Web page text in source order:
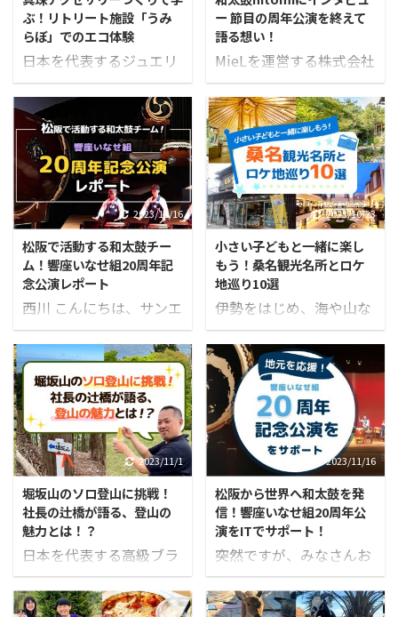
同じような「最初のつま
ずき」が生まれていま
す。 しかし視点を少し変
えると、私たちはすでに
日常で自然に“データ”を
使って判断しています。
たとえば、健康管理アプ
リの歩数を見て「今日は
もう少し動こう」と考え
る。渋滞情報を確認して
別ルートを選ぶ。買い物
アプリの“おすすめ”から
商品を決める。 家庭で
も、我が家の中 ...
みの方も少なくありませ
ん。 本記事では、地域の
飲食店が抱えがちな課題
を整理し、“無理なく始
められるDX”のヒントを
ご紹介します。 小さな一
歩からでも、日々の運営
を少しずつ軽くする道は
開けます。 地域飲食店に
潜む“静かな困りごと”
日々お客様を迎える飲食
店の多くは、実は本業以
外の「見えにくい負担」
と常に向き合って ...
ぶ！リトリート施設「うみ
らぼ」でのエコ体験
日本を代表するジュエリ
ーブランド「ミキモト」
の創業者である御木本幸
吉が、世界で初めて半円
真珠養殖を成功させた場
所である鳥羽市。 近接す
る志摩市の英虞湾(あご
わん)に面した場所に、
2024年4月、廃業した真
珠養殖場跡地を有効活用
して生まれ変わった「う
みらぼ」がオープンしま
した。 「うみらぼ」の代
表の川野さんはスタート
アップ企業で広報、人事
としても活躍しながら、
一方で廃業した家業の跡
地を活かして、うみらぼ
を立ち上げられました。
そんな川野さんとは、PR
業界の交流会で知り合
い、今にいたります。 川
野さんの故郷へ ...
ー 節目の周年公演を終えて
語る想い！
MieLを運営する株式会社
サンエルでは、かかわる
人を幸せにしたいという
企業理念の元、地域で頑
張る人や団体を応援して
います。 そして、その中
で出会った、松阪市を中
心に活動する和太鼓チー
ム「響座いなせ組」をこ
れまでMieLの記事で紹介
してきました。 今回は、
2023年8月12日(土)に松
阪市のクラギ文化ホール
で結成20周年記念公演を
開催した、響座いなせ組
に所属されている「松本
仁美」さんに、公演を終
えての感想や今後の想い
についてインタビューさ
せていただきました。 松
本さんはTikTokや
Instagramなどの ...
2023/11/16
松阪で活動する和太鼓チー
ム！響座いなせ組20周年記
念公演レポート
西川 こんにちは、サンエ
ルの西川です。 みなさ
ん、響座いなせ組さんを
知っていますか？ 三重県
松阪市を中心に活動する
和太鼓チームで、SNS総
フォロワー数80万人以上
のインフルエンサー
hitomi（松本仁美）さん
が所属しています。
hitomi（松本仁美）さん
は、TikTok Awards
Japan 2022のMusic
Creator of the Yearにノ
ミネートされた日本の音
2023/10/23
小さい子どもと一緒に楽し
もう！桑名観光名所とロケ
地巡り10選
伊勢をはじめ、海や山な
ど自然に囲まれた場所も
ありながら、異国情緒漂
う風景や昔風の町並みが
広がる三重県。 なかで
も、桑名市は映画やドラ
マのロケ地として取り上
げられる機会も多く、い
くつかの撮影スポットが
あります。 2022年～
2023年にかけては、撮影
のために桑名市内に有名
俳優たちが来ていたとい
う内容がSNSで取り上げ
られており、三重県にあ
2023/11/1
堀坂山のソロ登山に挑戦！
社長の辻橋が語る、登山の
魅力とは！？
日本を代表する高級ブラ
ンド和牛といえば、松阪
牛。 その松阪牛でおなじ
2023/11/16
松阪から世界へ和太鼓を発
信！響座いなせ組20周年公
演をITでサポート！
突然ですが、みなさんお
祭りと言えば何を思い浮
かべますか？ 祭りの中で